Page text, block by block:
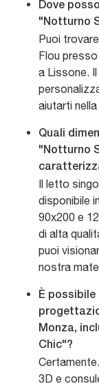
Dove
"Notturno
Puoi
Flou
a Lissone.
aiutarti
Quali
"Notturno
Il letto
disponibile
90x200 e
di alta
puoi
nostra
È possibile
Monza,
Chic"?
3D e